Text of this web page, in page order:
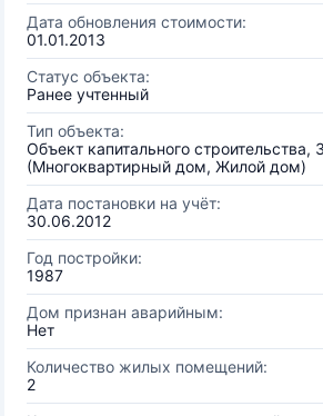
Дата обновления стоимости:
01.01.2013
Статус объекта:
Ранее учтенный
Тип объекта:
Объект капитального строительства,
(Многоквартирный дом, Жилой дом)
Дата постановки на учёт:
30.06.2012
Год постройки:
1987
Дом признан аварийным:
Нет
Количество жилых помещений:
2